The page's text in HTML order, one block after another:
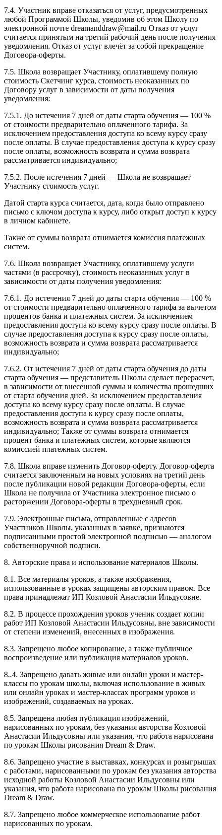
7.4. Участник вправе отказаться от услуг, предусмотренных
любой Программой Школы, уведомив об этом Школу по
электронной почте dreamanddraw@mail.ru Отказ от услуг
считается принятым на третий рабочий день после получения
уведомления. Отказ от услуг влечёт за собой прекращение
Договора-оферты.
7.5. Школа возвращает Участнику, оплатившему полную
стоимость Скетчинг курса, стоимость неоказанных по
Договору услуг в зависимости от даты получения
уведомления:
7.5.1. До истечения 7 дней от даты старта обучения — 100 %
от стоимости предварительно оплаченного тарифа. За
исключением предоставления доступа ко всему курсу сразу
после оплаты. В случае предоставления доступа к курсу сразу
после оплаты, возможность возврата и сумма возврата
рассматривается индивидуально;
7.5.2. После истечения 7 дней — Школа не возвращает
Участнику стоимость услуг.
Датой старта курса считается, дата, когда было отправлено
письмо с ключом доступа к курсу, либо открыт доступ к курсу
в личном кабинете.
Также от суммы возврата отнимается комиссия платежных
систем.
7.6. Школа возвращает Участнику, оплатившему услуги
частями (в рассрочку), стоимость неоказанных услуг в
зависимости от даты получения уведомления:
7.6.1. До истечения 7 дней до даты старта обучения — 100 %
от стоимости предварительно оплаченного тарифа за вычетом
процентов банка и платежных систем. За исключением
предоставления доступа ко всему курсу сразу после оплаты. В
случае предоставления доступа к курсу сразу после оплаты,
возможность возврата и сумма возврата рассматривается
индивидуально;
7.6.2. От истечения 7 дней от даты старта обучения до даты
старта обучения — представитель Школы сделает перерасчет,
в зависимости от внесенной суммы и количества прошедших
от старта обучения дней. За исключением предоставления
доступа ко всему курсу сразу после оплаты. В случае
предоставления доступа к курсу сразу после оплаты,
возможность возврата и сумма возврата рассматривается
индивидуально; Также от суммы возврата отнимается
процент банка и платежных систем, которые являются
комиссией платежных систем.
7.8. Школа вправе изменить Договор-оферту. Договор-оферта
считается заключенным на новых условиях на третий день
после публикации новой редакции Договора-оферты, если
Школа не получила от Участника электронное письмо о
расторжении Договора-оферты в трехдневный срок.
7.9. Электронные письма, отправленные с адресов
Участников Школы, указанных в заявке, признаются
подписанными простой электронной подписью — аналогом
собственноручной подписи.
8. Авторские права и использование материалов Школы.
8.1. Все материалы уроков, а также изображения,
использованные в уроках защищены авторским правом. Все
права принадлежат ИП Козловой Анастасии Ильдусовне.
8.2. В процессе прохождения уроков ученик создает копии
работ ИП Козловой Анастасии Ильдусовны, вне зависимости
от степени изменений, внесенных в изображения.
8.3. Запрещено любое копирование, а также публичное
воспроизведение или публикация материалов уроков.
8..4. Запрещено давать живые или онлайн уроки и мастер-
классы по урокам школы, включая использование в живых
или онлайн уроках и мастер-классах программ уроков и
изображений, создаваемых на уроках.
8.5. Запрещена любая публикация изображений,
нарисованных по урокам, без указания авторства Козловой
Анастасии Ильдусовны или указания, что работа нарисована
по урокам Школы рисования Dream & Draw.
8.6. Запрещено участие в выставках, конкурсах и розыгрышах
с работами, нарисованными по урокам без указания авторства
исходной работы Козловой Анастасии Ильдусовны или
указания, что работа нарисована по урокам Школы рисования
Dream & Draw.
8.7. Запрещено любое коммерческое использование работ
нарисованных по урокам.